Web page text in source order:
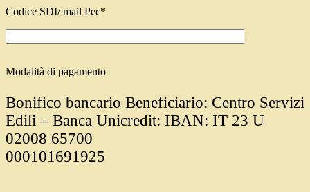
Codice SDI/ mail Pec*
Modalità di pagamento
Bonifico bancario Beneficiario: Centro Servizi
Edili – Banca Unicredit: IBAN: IT 23 U
02008 65700
000101691925